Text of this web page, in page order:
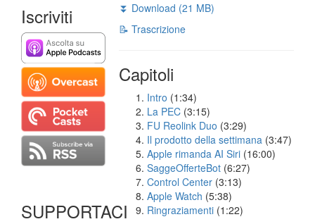
Iscriviti
SUPPORTACI
⏬ Download (21 MB)
📝 Trascrizione
Capitoli
Intro (1:34)
La PEC (3:15)
FU Reolink Duo (3:29)
Il prodotto della settimana (3:47)
Apple rimanda AI Siri (16:00)
SaggeOfferteBot (6:27)
Control Center (3:13)
Apple Watch (5:38)
Ringraziamenti (1:22)